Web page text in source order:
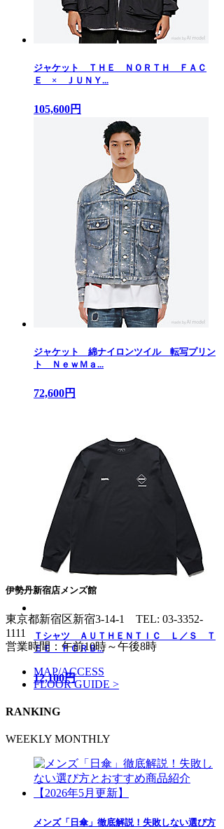
ジャケット ＴＨＥ ＮＯＲＴＨ ＦＡＣ
Ｅ × ＪＵＮＹ...
105,600円
ジャケット 綿ナイロンツイル 転写プリン
ト ＮｅｗＭａ...
72,600円
Ｔシャツ ＡＵＴＨＥＮＴＩＣ Ｌ／Ｓ Ｔ
ＥＥ ＦＣＲＢ...
12,100円
伊勢丹新宿店メンズ館
東京都新宿区新宿3-14-1 TEL: 03-3352-
1111
営業時間：午前10時～午後8時
MAP/ACCESS
FLOOR GUIDE >
RANKING
WEEKLY MONTHLY
メンズ「日傘」徹底解説！失敗しない選び方